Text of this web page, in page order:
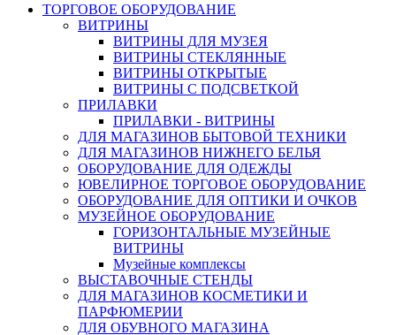
ТОРГОВОЕ ОБОРУДОВАНИЕ
ВИТРИНЫ
ВИТРИНЫ ДЛЯ МУЗЕЯ
ВИТРИНЫ СТЕКЛЯННЫЕ
ВИТРИНЫ ОТКРЫТЫЕ
ВИТРИНЫ С ПОДСВЕТКОЙ
ПРИЛАВКИ
ПРИЛАВКИ - ВИТРИНЫ
ДЛЯ МАГАЗИНОВ БЫТОВОЙ ТЕХНИКИ
ДЛЯ МАГАЗИНОВ НИЖНЕГО БЕЛЬЯ
ОБОРУДОВАНИЕ ДЛЯ ОДЕЖДЫ
ЮВЕЛИРНОЕ ТОРГОВОЕ ОБОРУДОВАНИЕ
ОБОРУДОВАНИЕ ДЛЯ ОПТИКИ И ОЧКОВ
МУЗЕЙНОЕ ОБОРУДОВАНИЕ
ГОРИЗОНТАЛЬНЫЕ МУЗЕЙНЫЕ
ВИТРИНЫ
Музейные комплексы
ВЫСТАВОЧНЫЕ СТЕНДЫ
ДЛЯ МАГАЗИНОВ КОСМЕТИКИ И
ПАРФЮМЕРИИ
ДЛЯ ОБУВНОГО МАГАЗИНА